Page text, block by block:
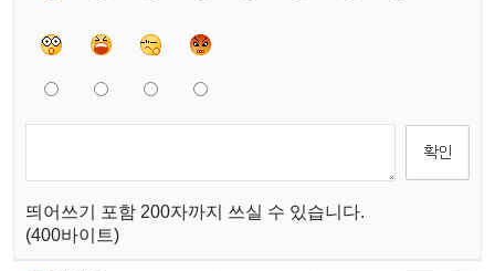
띄어쓰기 포함 200자까지 쓰실 수 있습니다.
(400바이트)